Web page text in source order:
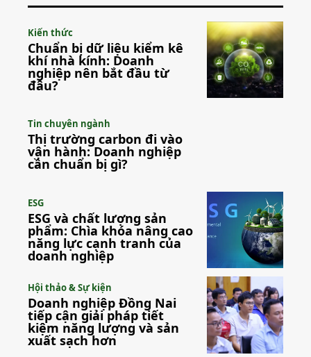
Kiến thức
Chuẩn bị dữ liệu kiểm kê
khí nhà kính: Doanh
nghiệp nên bắt đầu từ
đâu?
Tin chuyên ngành
Thị trường carbon đi vào
vận hành: Doanh nghiệp
cần chuẩn bị gì?
ESG
ESG và chất lượng sản
phẩm: Chìa khóa nâng cao
năng lực cạnh tranh của
doanh nghiệp
Hội thảo & Sự kiện
Doanh nghiệp Đồng Nai
tiếp cận giải pháp tiết
kiệm năng lượng và sản
xuất sạch hơn